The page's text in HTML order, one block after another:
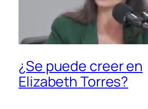
¿Se puede creer en
Elizabeth Torres?